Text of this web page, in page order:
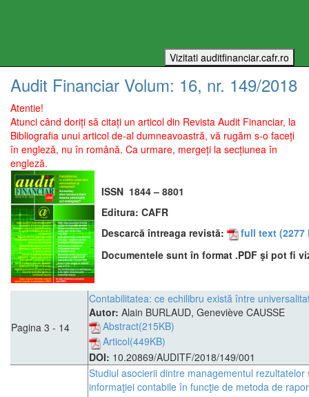
Audit Financiar Volum: 16, nr. 149/2018
Atentie!
Atunci când doriți să citați un articol din Revista Audit Financiar, la
Bibliografia unui articol de-al dumneavoastră, vă rugăm s-o faceți
în engleză, nu în română. Ca urmare, mergeți la secțiunea în
engleză.
ISSN 1844 – 8801
Editura: CAFR
Descarcă întreaga revistă:
full text (2277
Documentele sunt în format .PDF şi pot fi
Pagina 3 - 14
Contabilitatea: ce echilibru există între
Autor: Alain BURLAUD, Geneviève CAUSSE
Abstract(215KB)
Articol(449KB)
DOI: 10.20869/AUDITF/2018/149/001
Studiul asocierii dintre managementul
informaţiei contabile în funcţie de metoda de